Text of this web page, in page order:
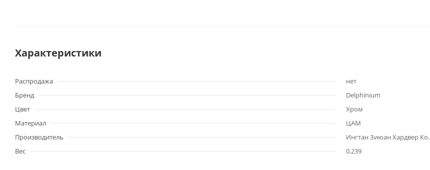
Характеристики
Распродажа
нет
Бренд
Delphinium
Цвет
Хром
Материал
ЦАМ
Производитель
Ингтан Зиюан Хардвер Ко.
Вес
0.239